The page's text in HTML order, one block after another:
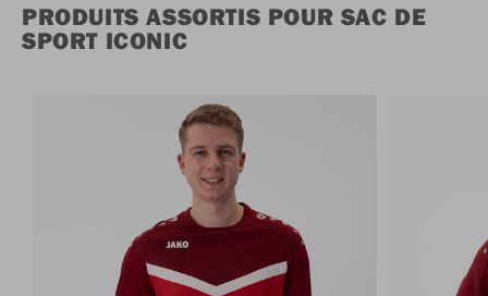
PRODUITS ASSORTIS POUR SAC DE
SPORT ICONIC